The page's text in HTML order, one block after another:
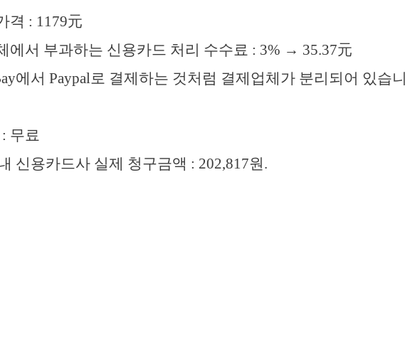
격 : 1179元
에서 부과하는 신용카드 처리 수수료 : 3% → 35.37元
에서 Paypal로 결제하는 것처럼 결제업체가 분리되어 있습니
무료
신용카드사 실제 청구금액 : 202,817원.